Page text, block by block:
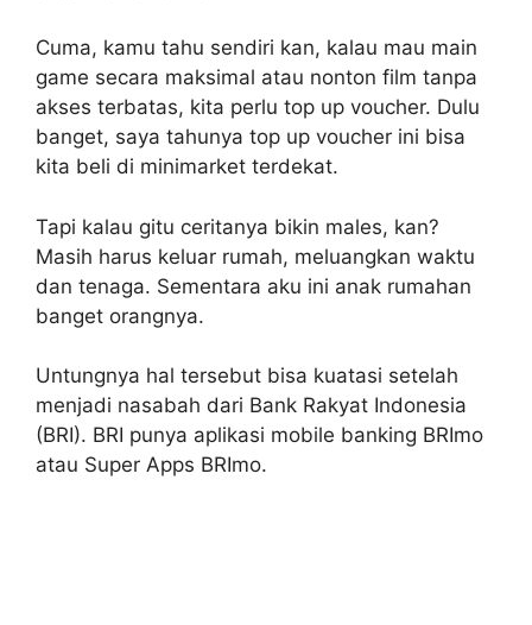
Cuma, kamu tahu sendiri kan, kalau mau main
game secara maksimal atau nonton film tanpa
akses terbatas, kita perlu top up voucher. Dulu
banget, saya tahunya top up voucher ini bisa
kita beli di minimarket terdekat.
Tapi kalau gitu ceritanya bikin males, kan?
Masih harus keluar rumah, meluangkan waktu
dan tenaga. Sementara aku ini anak rumahan
banget orangnya.
Untungnya hal tersebut bisa kuatasi setelah
menjadi nasabah dari Bank Rakyat Indonesia
(BRI). BRI punya aplikasi mobile banking BRImo
atau Super Apps BRImo.